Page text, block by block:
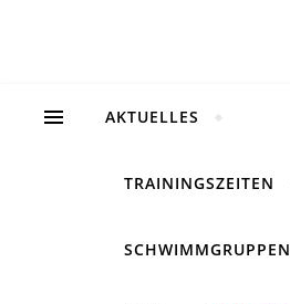
AKTUELLES
TRAININGSZEITEN
SCHWIMMGRUPPEN